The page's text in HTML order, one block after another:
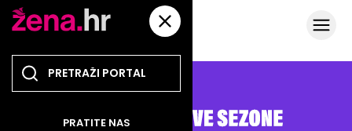
PRATITE NAS